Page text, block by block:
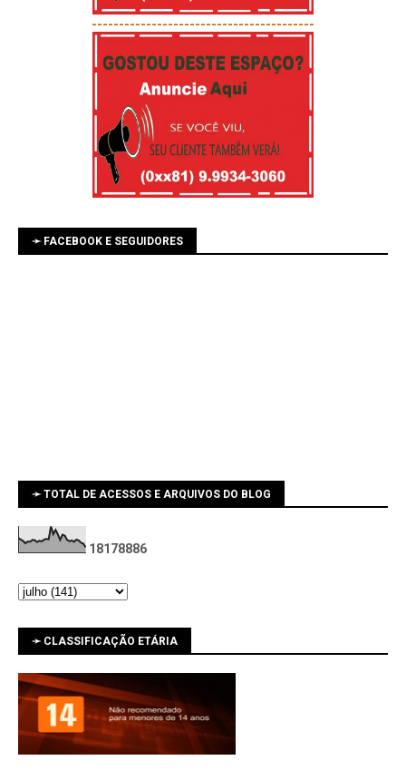
-----------------------------------------
➛ FACEBOOK E SEGUIDORES
➛ TOTAL DE ACESSOS E ARQUIVOS DO BLOG
18178886
➛ CLASSIFICAÇÃO ETÁRIA